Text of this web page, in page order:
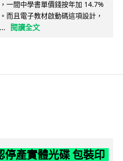
一間中學書單價錢按年加 14.7%
而且電子教材啟動碼這項設計，
閱讀全文
產實體光碟 包裝印